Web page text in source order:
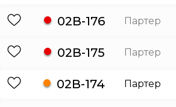
02В-176 Партер
02В-175 Партер
02В-174 Партер